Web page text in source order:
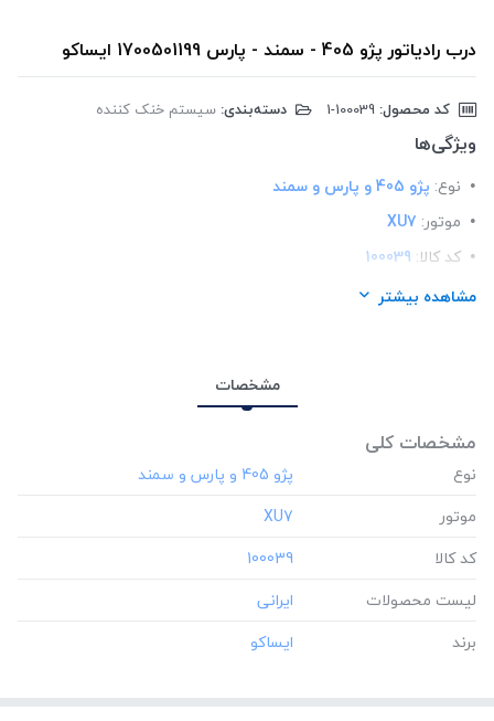
درب رادیاتور پژو 405 - سمند - پارس 1700501199 ایساکو
کد محصول: دسته‌بندی: سیستم خنک کننده
ویژگی‌ها
نوع: پژو 405 و پارس و سمند
موتور: XU7
کد کالا: 100039
لیست محصولات:
مشاهده بیشتر
مشخصات
مشخصات کلی
نوع
موتور
‎XU7
کد کالا
‎100039
لیست محصولات
برند